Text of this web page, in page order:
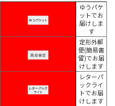
ゆうパケ
ットでお
届けしま
す
定形外郵
便(簡易書
留)でお届
けします
レターパ
ックライ
トでお届
けします